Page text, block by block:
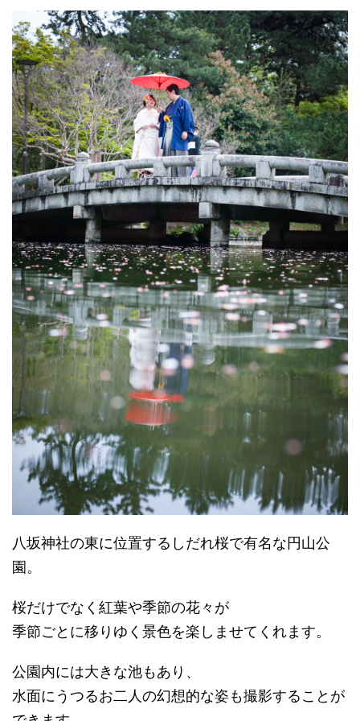
八坂神社の東に位置するしだれ桜で有名な円山公
園。
桜だけでなく紅葉や季節の花々が
季節ごとに移りゆく景色を楽しませてくれます。
公園内には大きな池もあり、
水面にうつるお二人の幻想的な姿も撮影することが